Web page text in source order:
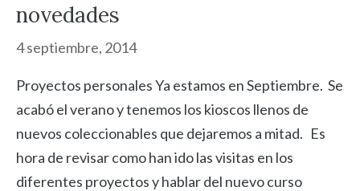
novedades
4 septiembre, 2014
Proyectos personales Ya estamos en Septiembre. Se
acabó el verano y tenemos los kioscos llenos de
nuevos coleccionables que dejaremos a mitad. Es
hora de revisar como han ido las visitas en los
diferentes proyectos y hablar del nuevo curso